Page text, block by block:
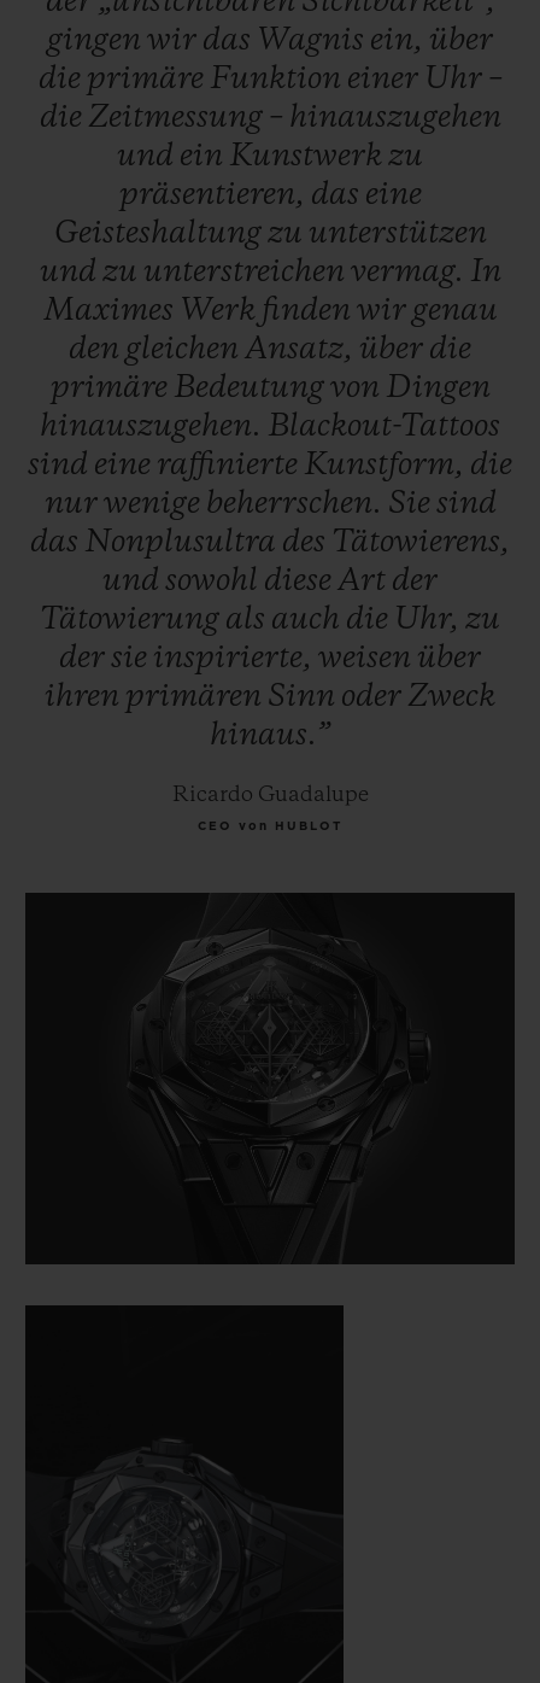
gingen wir das Wagnis ein, über
die primäre Funktion einer Uhr –
die Zeitmessung – hinauszugehen
und ein Kunstwerkzu
präsentieren, das eine
Geisteshaltungzu unterstützen
und zu unterstreichen vermag. In
Maximes Werk finden wir genau
den gleichen Ansatz, über die
primäre Bedeutungvon Dingen
hinauszugehen. Blackout-Tattoos
sind eine raffinierte Kunstform, die
nurwenige beherrschen. Sie sind
das Nonplusultra des Tätowierens,
und sowohl diese Art der
Tätowierung als auch die Uhr, zu
dersie inspirierte, weisen über
ihren primären Sinn oder Zweck
hinaus.”
Ricardo Guadalupe
CEO von HUBLOT